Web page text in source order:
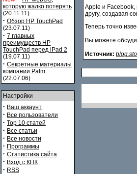
которую жалко потерять
(20.11.11)
· Обзор HP TouchPad
(23.07.11)
· 7 главных
преимуществ HP
TouchPad перед iPad 2
(19.07.11)
· Секретные материалы
компании Palm
(22.07.06)
Настройки
· Ваш аккаунт
· Все пользователи
· Top 10 статей
· Все статьи
· Все новости
· Программы
· Статистика сайта
· Вход с КПК
· RSS
Apple и Facebook,
другу, создавая
Теперь точно
Вы можете
Источник: